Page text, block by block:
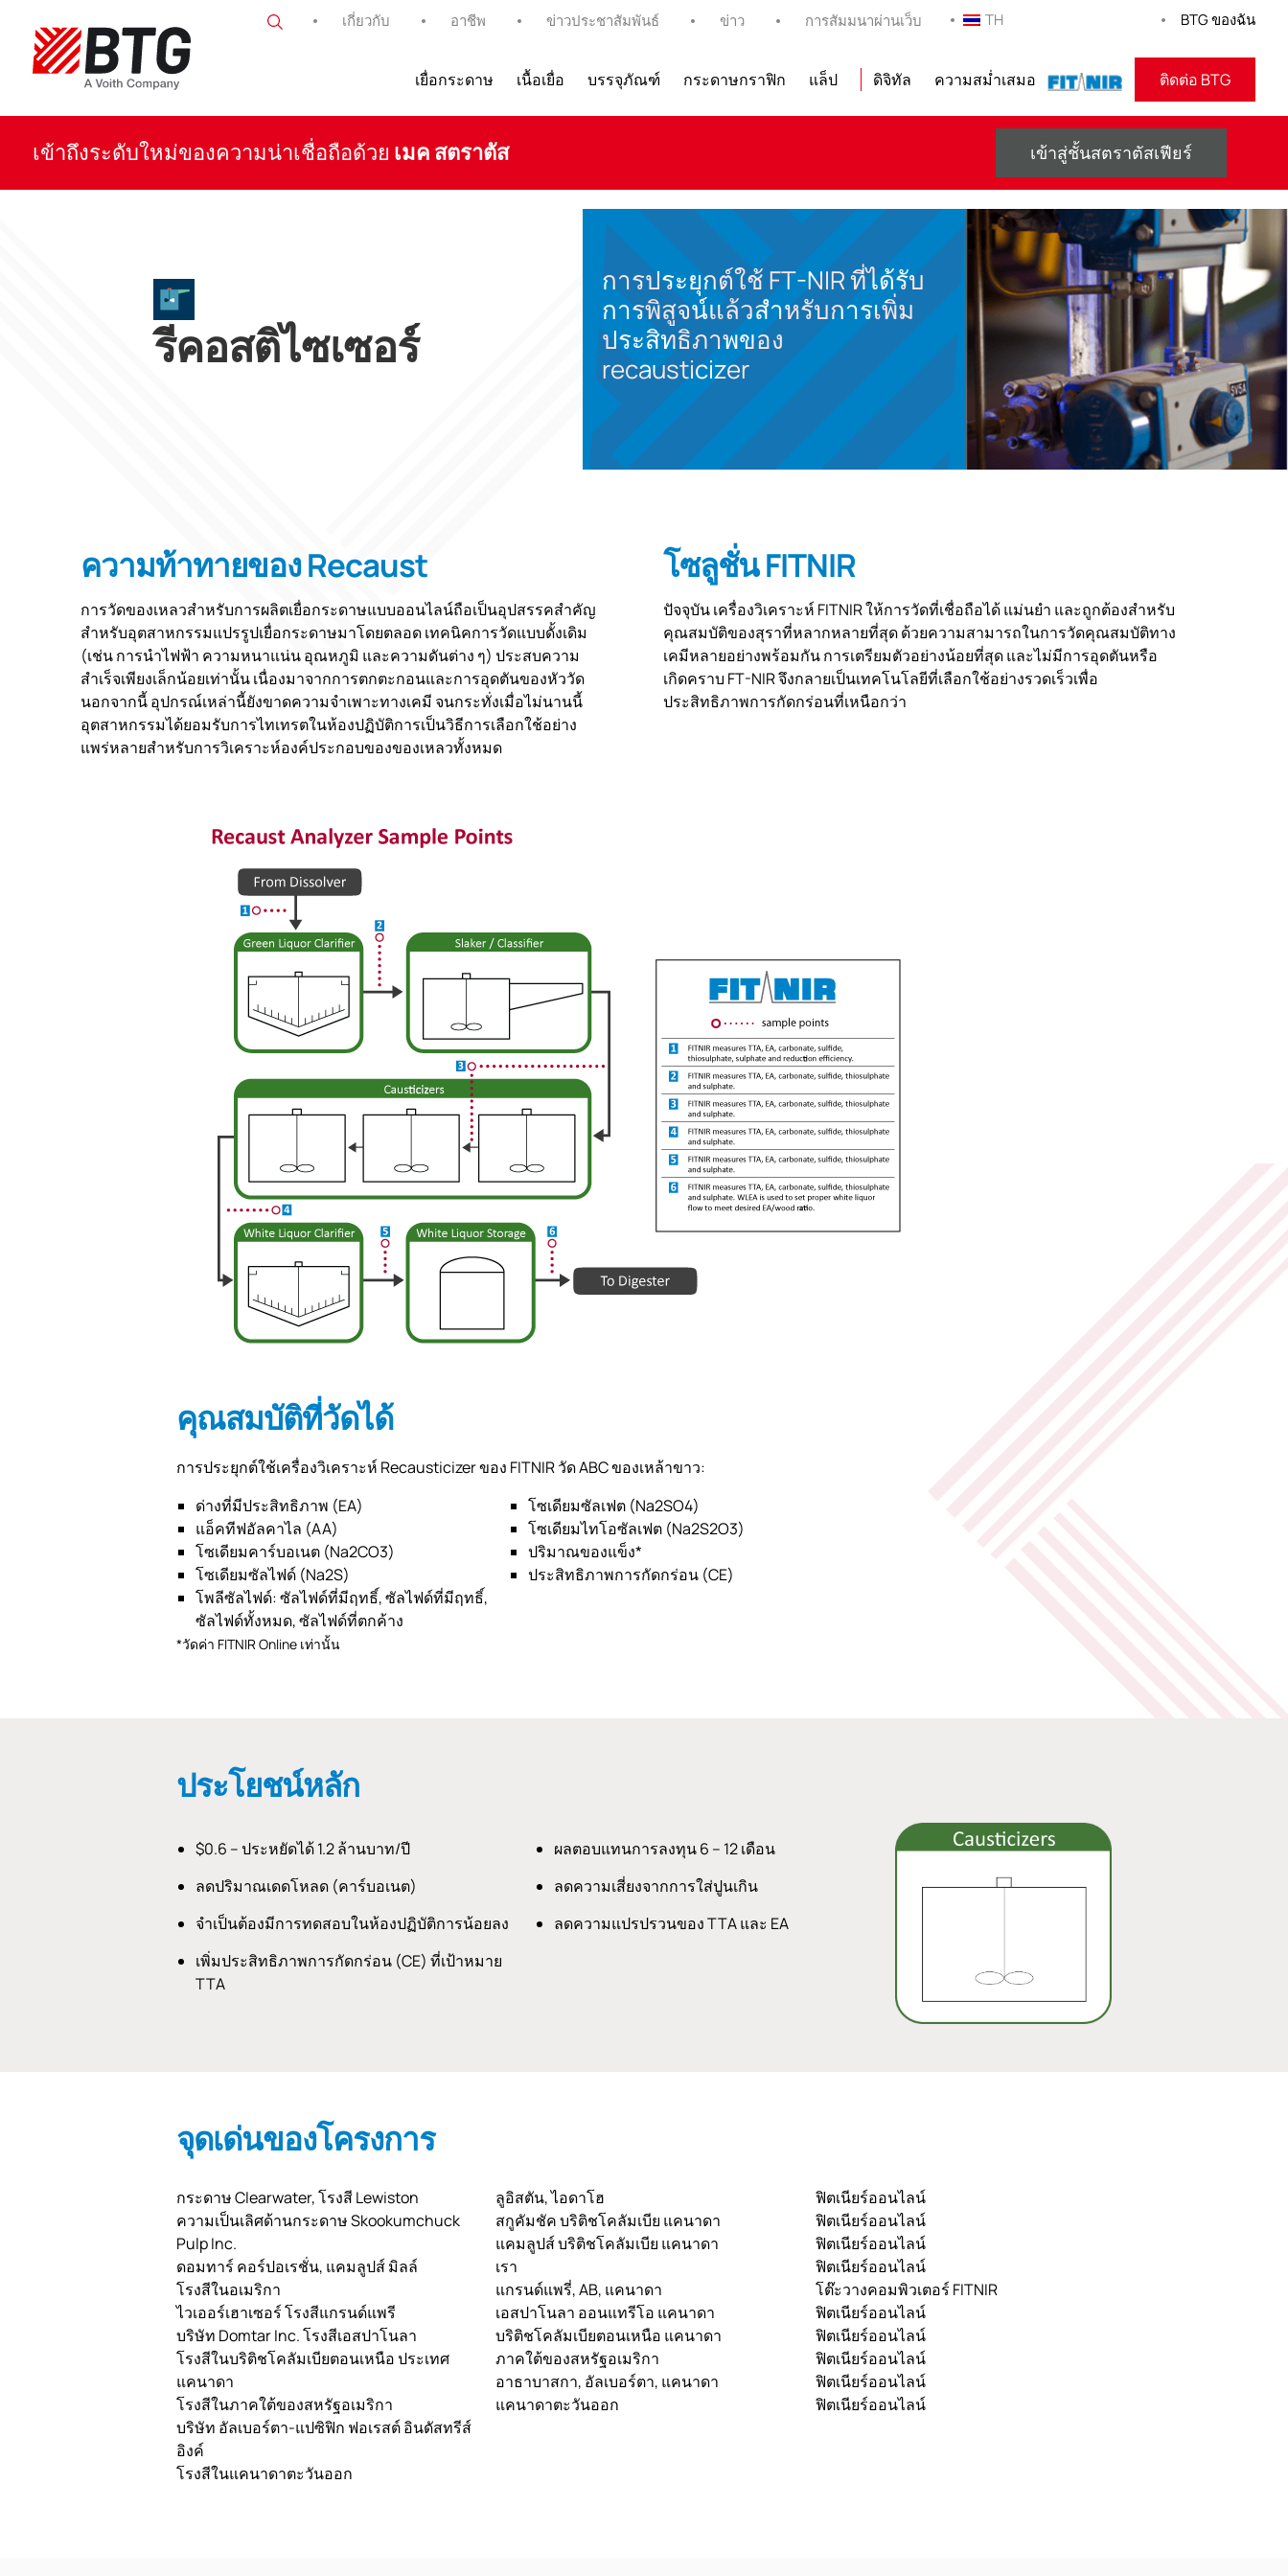
เนื้อหา
เกี่ยวกับ อาชีพ ข่าวประชาสัมพันธ์ ข่าว การสัมมนาผ่านเว็บ TH BTG ของฉัน
เยื่อกระดาษ เนื้อเยื่อ บรรจุภัณฑ์ กระดาษกราฟิก แล็ป ดิจิทัล ความสม่ำเสมอ ฟิตเนียร์ ติดต่อ BTG
เข้าถึงระดับใหม่ของความน่าเชื่อถือด้วย เมค สตราตัส เข้าสู่ชั้นสตราตัสเฟียร์
รีคอสติไซเซอร์
การประยุกต์ใช้ FT-NIR ที่ได้รับ
การพิสูจน์แล้วสำหรับการเพิ่ม
ประสิทธิภาพของ
recausticizer
ความท้าทายของ Recaust
การวัดของเหลวสำหรับการผลิตเยื่อกระดาษแบบออนไลน์ถือเป็นอุปสรรคสำคัญ
สำหรับอุตสาหกรรมแปรรูปเยื่อกระดาษมาโดยตลอด เทคนิคการวัดแบบดั้งเดิม
(เช่น การนำไฟฟ้า ความหนาแน่น อุณหภูมิ และความดันต่าง ๆ) ประสบความ
สำเร็จเพียงเล็กน้อยเท่านั้น เนื่องมาจากการตกตะกอนและการอุดตันของหัววัด
นอกจากนี้ อุปกรณ์เหล่านี้ยังขาดความจำเพาะทางเคมี จนกระทั่งเมื่อไม่นานนี้
อุตสาหกรรมได้ยอมรับการไทเทรตในห้องปฏิบัติการเป็นวิธีการเลือกใช้อย่าง
แพร่หลายสำหรับการวิเคราะห์องค์ประกอบของของเหลวทั้งหมด
โซลูชั่น FITNIR
ปัจจุบัน เครื่องวิเคราะห์ FITNIR ให้การวัดที่เชื่อถือได้ แม่นยำ และถูกต้องสำหรับ
คุณสมบัติของสุราที่หลากหลายที่สุด ด้วยความสามารถในการวัดคุณสมบัติทาง
เคมีหลายอย่างพร้อมกัน การเตรียมตัวอย่างน้อยที่สุด และไม่มีการอุดตันหรือ
เกิดคราบ FT-NIR จึงกลายเป็นเทคโนโลยีที่เลือกใช้อย่างรวดเร็วเพื่อ
ประสิทธิภาพการกัดกร่อนที่เหนือกว่า
คุณสมบัติที่วัดได้
การประยุกต์ใช้เครื่องวิเคราะห์ Recausticizer ของ FITNIR วัด ABC ของเหล้าขาว:
ด่างที่มีประสิทธิภาพ (EA)
โซเดียมซัลเฟต (Na2SO4)
แอ็คทีฟอัลคาไล (AA)
โซเดียมไทโอซัลเฟต (Na2S2O3)
โซเดียมคาร์บอเนต (Na2CO3)
ปริมาณของแข็ง*
โซเดียมซัลไฟด์ (Na2S)
ประสิทธิภาพการกัดกร่อน (CE)
โพลีซัลไฟด์: ซัลไฟด์ที่มีฤทธิ์, ซัลไฟด์ที่มีฤทธิ์,
ซัลไฟด์ทั้งหมด, ซัลไฟด์ที่ตกค้าง
*วัดค่า FITNIR Online เท่านั้น
ประโยชน์หลัก
$0.6 – ประหยัดได้ 1.2 ล้านบาท/ปี
ผลตอบแทนการลงทุน 6 – 12 เดือน
ลดปริมาณเดดโหลด (คาร์บอเนต)
ลดความเสี่ยงจากการใส่ปูนเกิน
จำเป็นต้องมีการทดสอบในห้องปฏิบัติการน้อยลง
ลดความแปรปรวนของ TTA และ EA
เพิ่มประสิทธิภาพการกัดกร่อน (CE) ที่เป้าหมาย
TTA
จุดเด่นของโครงการ
กระดาษ Clearwater, โรงสี Lewiston
ความเป็นเลิศด้านกระดาษ Skookumchuck
Pulp Inc.
ดอมทาร์ คอร์ปอเรชั่น, แคมลูปส์ มิลล์
โรงสีในอเมริกา
ไวเออร์เฮาเซอร์ โรงสีแกรนด์แพรี
บริษัท Domtar Inc. โรงสีเอสปาโนลา
โรงสีในบริติชโคลัมเบียตอนเหนือ ประเทศ
แคนาดา
โรงสีในภาคใต้ของสหรัฐอเมริกา
บริษัท อัลเบอร์ตา-แปซิฟิก ฟอเรสต์ อินดัสทรีส์
อิงค์
โรงสีในแคนาดาตะวันออก
ลูอิสตัน, ไอดาโฮ
สกูคัมชัค บริติชโคลัมเบีย แคนาดา
แคมลูปส์ บริติชโคลัมเบีย แคนาดา
เรา
แกรนด์แพรี่, AB, แคนาดา
เอสปาโนลา ออนแทรีโอ แคนาดา
บริติชโคลัมเบียตอนเหนือ แคนาดา
ภาคใต้ของสหรัฐอเมริกา
อาธาบาสกา, อัลเบอร์ตา, แคนาดา
แคนาดาตะวันออก
ฟิตเนียร์ออนไลน์
ฟิตเนียร์ออนไลน์
ฟิตเนียร์ออนไลน์
ฟิตเนียร์ออนไลน์
โต๊ะวางคอมพิวเตอร์ FITNIR
ฟิตเนียร์ออนไลน์
ฟิตเนียร์ออนไลน์
ฟิตเนียร์ออนไลน์
ฟิตเนียร์ออนไลน์
ฟิตเนียร์ออนไลน์